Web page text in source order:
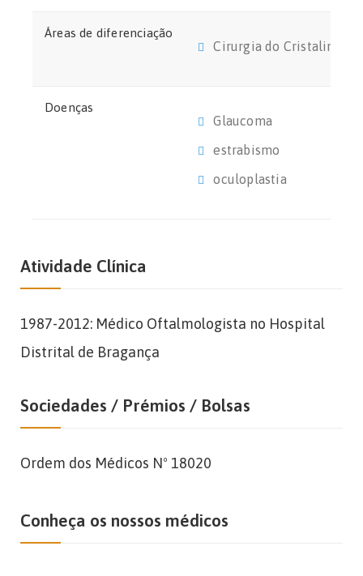
Áreas de diferenciação
Cirurgia do Cristalino
Doenças
Glaucoma
estrabismo
oculoplastia
Atividade Clínica
1987-2012: Médico Oftalmologista no Hospital
Distrital de Bragança
Sociedades / Prémios / Bolsas
Ordem dos Médicos Nº 18020
Conheça os nossos médicos